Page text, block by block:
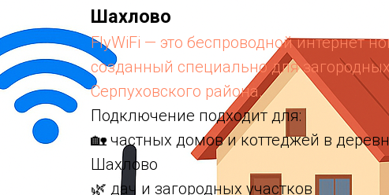
Шахлово
FlyWiFi — это беспроводной интернет
созданный специально для
Серпуховского района.
Подключение подходит для:
🏡 частных домов и коттеджей в
Шахлово
🌿 дач и загородных участков